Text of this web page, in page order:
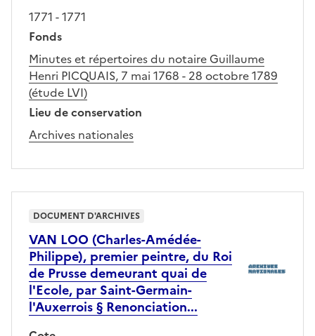
1771 - 1771
Fonds
Minutes et répertoires du notaire Guillaume
Henri PICQUAIS, 7 mai 1768 - 28 octobre 1789
(étude LVI)
Lieu de conservation
Archives nationales
VAN LOO (Charles-Amédée-
Philippe), premier peintre, du Roi
de Prusse demeurant quai de
l'Ecole, par Saint-Germain-
l'Auxerrois § Renonciation...
DOCUMENT D'ARCHIVES